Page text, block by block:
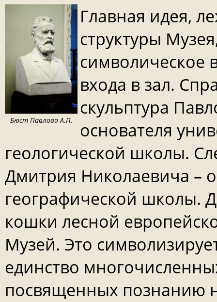
Бюст Павлова А.П.
Главная идея,
структуры
символическое
входа в зал.
скульптура
основателя
геологической школы.
Дмитрия Николаевича –
географической школы.
кошки лесной
Музей. Это
единство
посвященных познанию